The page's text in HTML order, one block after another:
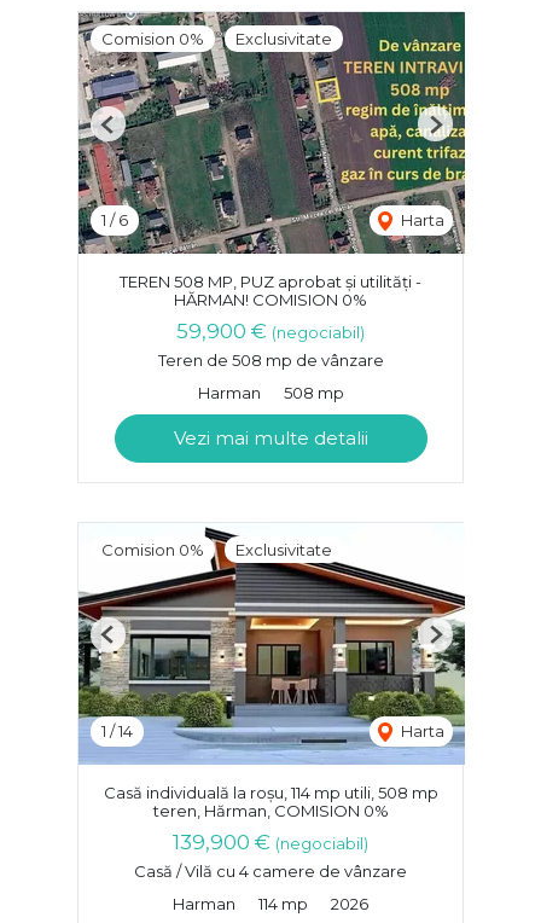
Comision 0% Exclusivitate
1 /6 Harta
Previous Next
TEREN 508 MP, PUZ aprobat și utilități -
HĂRMAN! COMISION 0%
59,900 € (negociabil)
Teren de 508 mp de vânzare
Harman
508 mp
Vezi mai multe detalii
Comision 0% Exclusivitate
1 /14 Harta
Previous Next
Casă individuală la roșu, 114 mp utili, 508 mp
teren, Hărman, COMISION 0%
139,900 € (negociabil)
Casă / Vilă cu 4 camere de vânzare
Harman
114 mp 2026